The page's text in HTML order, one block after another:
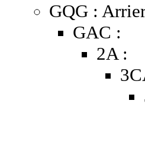
GQG :
GAC :
2A :